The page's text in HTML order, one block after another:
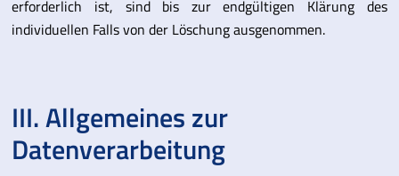
erforderlich ist, sind bis zur endgültigen Klärung des
individuellen Falls von der Löschung ausgenommen.
III. Allgemeines zur
Datenverarbeitung